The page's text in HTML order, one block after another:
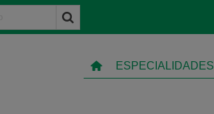
ESPECIALIDADES